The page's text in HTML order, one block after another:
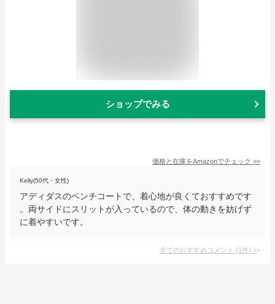
ショップでみる
価格と在庫をAmazonでチェック >>
Kelly(50代・女性)
アディダスのベンチコートで、着心地が良くておすすめです
。両サイドにスリットが入っているので、体の動きを妨げず
に着やすいです。
全てのおすすめコメント (1件) >